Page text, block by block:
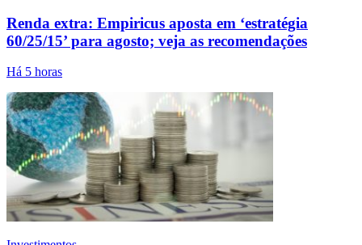
Renda extra: Empiricus aposta em ‘estratégia
60/25/15’ para agosto; veja as recomendações
Há 5 horas